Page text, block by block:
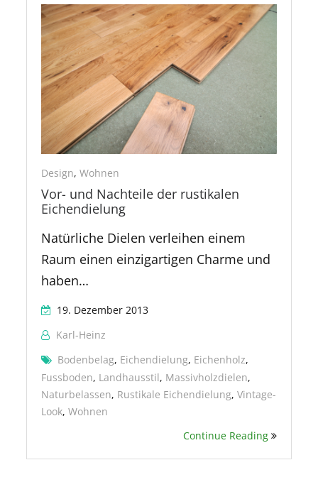
Design,Wohnen
Vor- und Nachteile der rustikalen
Eichendielung
Natürliche Dielen verleihen einem
Raum einen einzigartigen Charme und
haben…
19. Dezember 2013
Karl-Heinz
Bodenbelag, Eichendielung, Eichenholz,
Fussboden, Landhausstil, Massivholzdielen,
Naturbelassen, Rustikale Eichendielung,Vintage-
Look,Wohnen
Continue Reading